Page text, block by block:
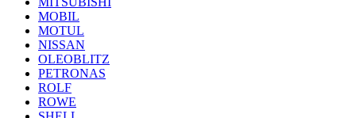
MOBIL
MOTUL
NISSAN
OLEOBLITZ
PETRONAS
ROLF
ROWE